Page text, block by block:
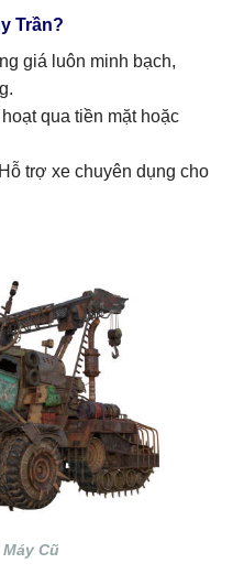
Trần?
giá luôn minh bạch,
qua tiền mặt hoặc
Hỗ trợ xe chuyên dụng cho
Cũ